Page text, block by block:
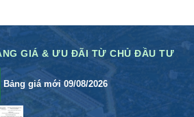
GIÁ & ƯU ĐÃI TỪ CHỦ ĐẦU TƯ
Bảng giá mới 09/08/2026